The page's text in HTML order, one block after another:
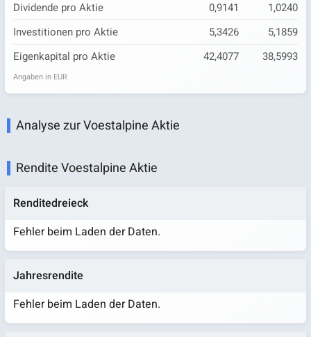
Dividende pro Aktie
0,9141
1,0240
Investitionen pro Aktie
5,3426
5,1859
Eigenkapital pro Aktie
42,4077 38,5993
Angaben in EUR
Analyse zur Voestalpine Aktie
Rendite Voestalpine Aktie
Renditedreieck
Fehler beim Laden der Daten.
Jahresrendite
Fehler beim Laden der Daten.